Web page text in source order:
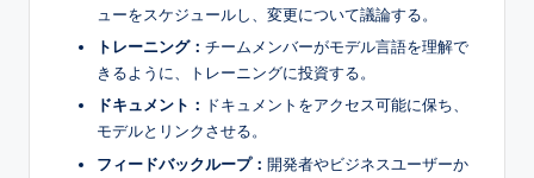
ューをスケジュールし、変更について議論する。
トレーニング： チームメンバーがモデル言語を理解で
きるように、トレーニングに投資する。
ドキュメント： ドキュメントをアクセス可能に保ち、
モデルとリンクさせる。
フィードバックループ： 開発者やビジネスユーザーか